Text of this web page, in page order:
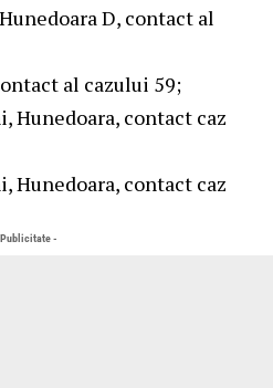
D, contact al
al cazului 59;
Hunedoara, contact caz
Hunedoara, contact caz
-